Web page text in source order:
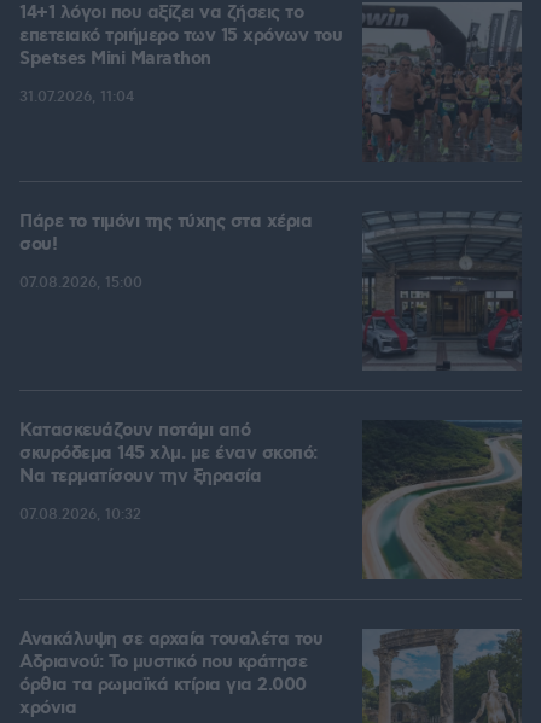
14+1 λόγοι που αξίζει να ζήσεις το
επετειακό τριήμερο των 15 χρόνων του
Spetses Mini Marathon
31.07.2026, 11:04
Πάρε το τιμόνι της τύχης στα χέρια
σου!
07.08.2026, 15:00
Κατασκευάζουν ποτάμι από
σκυρόδεμα 145 χλμ. με έναν σκοπό:
Να τερματίσουν την ξηρασία
07.08.2026, 10:32
Ανακάλυψη σε αρχαία τουαλέτα του
Αδριανού: Το μυστικό που κράτησε
όρθια τα ρωμαϊκά κτίρια για 2.000
χρόνια